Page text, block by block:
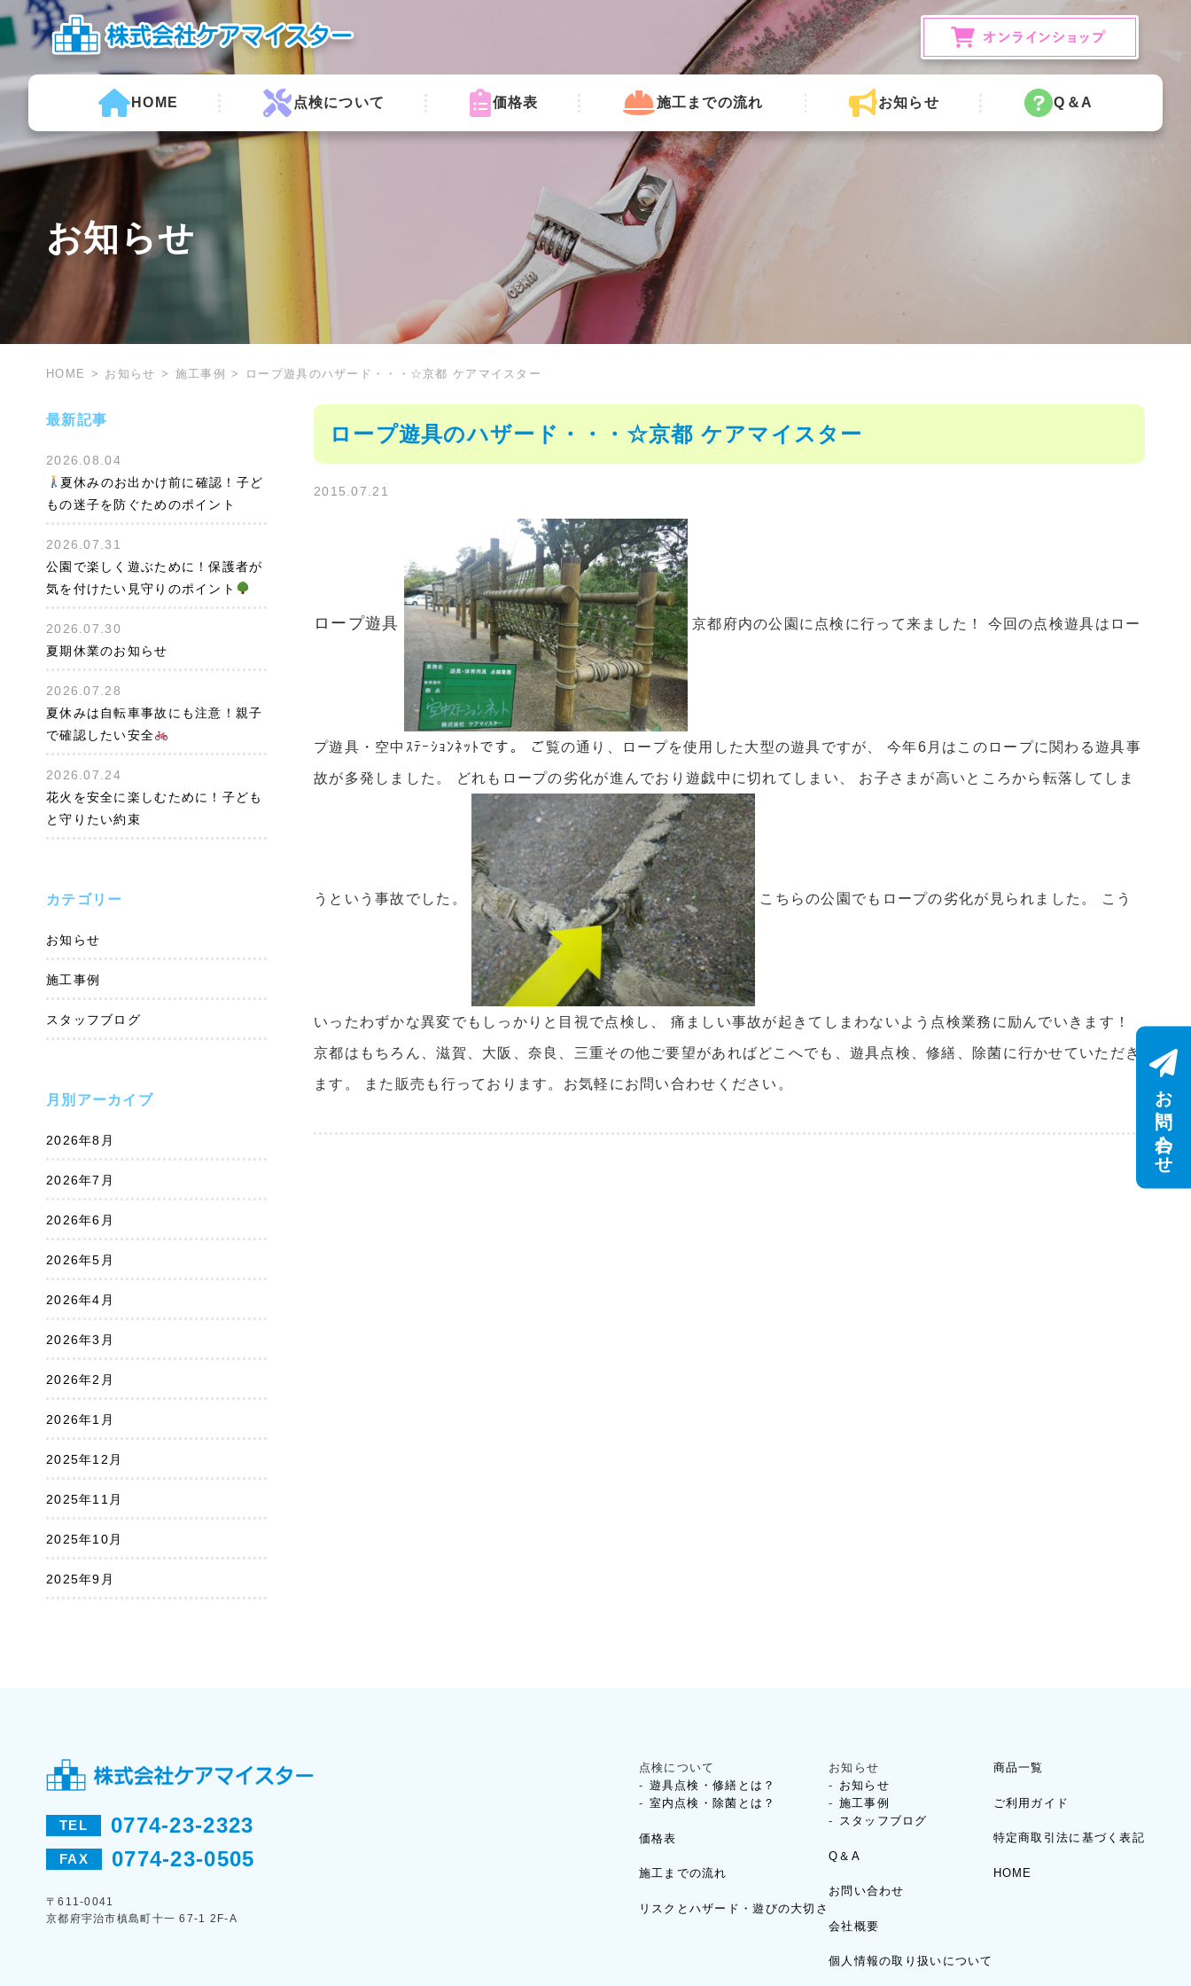
HOME 点検について 価格表 施工までの流れ お知らせ Q＆A
お知らせ
HOME お知らせ 施工事例 ロープ遊具のハザード・・・☆京都 ケアマイスター
最新記事
2026.08.04
夏休みのお出かけ前に確認！子ど
もの迷子を防ぐためのポイント
2026.07.31
公園で楽しく遊ぶために！保護者が
気を付けたい見守りのポイント
2026.07.30
夏期休業のお知らせ
2026.07.28
夏休みは自転車事故にも注意！親子
で確認したい安全
2026.07.24
花火を安全に楽しむために！子ども
と守りたい約束
カテゴリー
お知らせ
施工事例
スタッフブログ
月別アーカイブ
2026年8月
2026年7月
2026年6月
2026年5月
2026年4月
2026年3月
2026年2月
2026年1月
2025年12月
2025年11月
2025年10月
2025年9月
ロープ遊具のハザード・・・☆京都 ケアマイスター
2015.07.21
ロープ遊具 京都府内の公園に点検に行って来ました！ 今回の点検遊具はロー
プ遊具・空中ｽﾃｰｼｮﾝﾈｯﾄです。 ご覧の通り、ロープを使用した大型の遊具ですが、 今年6月はこのロープに関わる遊具事
故が多発しました。 どれもロープの劣化が進んでおり遊戯中に切れてしまい、 お子さまが高いところから転落してしま
うという事故でした。 こちらの公園でもロープの劣化が見られました。 こう
いったわずかな異変でもしっかりと目視で点検し、 痛ましい事故が起きてしまわないよう点検業務に励んでいきます！
京都はもちろん、滋賀、大阪、奈良、三重その他ご要望があればどこへでも、遊具点検、修繕、除菌に行かせていただき
ます。 また販売も行っております。お気軽にお問い合わせください。
TEL 0774-23-2323
FAX 0774-23-0505
〒611-0041
京都府宇治市槙島町十一 67-1 2F-A
点検について
遊具点検・修繕とは？
室内点検・除菌とは？
価格表
施工までの流れ
リスクとハザード・遊びの大切さ
お知らせ
お知らせ
施工事例
スタッフブログ
Q＆A
お問い合わせ
会社概要
個人情報の取り扱いについて
商品一覧
ご利用ガイド
特定商取引法に基づく表記
HOME
お問い合わせ